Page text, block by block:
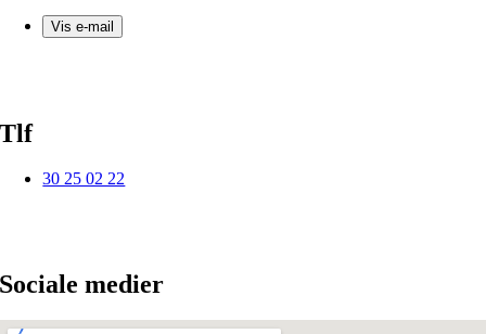
Vis e-mail
Tlf
30 25 02 22
Sociale medier